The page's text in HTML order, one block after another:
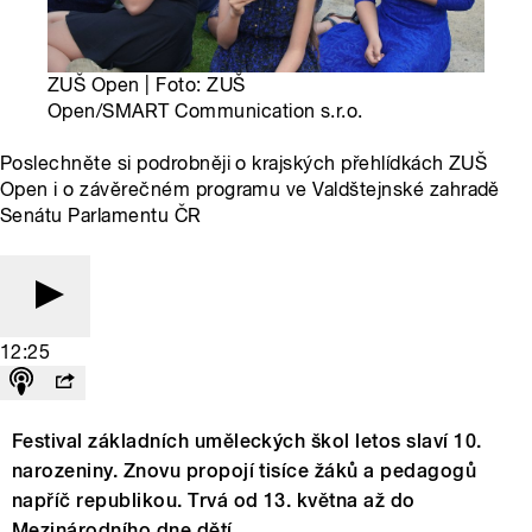
ZUŠ Open | Foto: ZUŠ
Open/SMART Communication s.r.o.
Poslechněte si podrobněji o krajských přehlídkách ZUŠ
Open i o závěrečném programu ve Valdštejnské zahradě
Senátu Parlamentu ČR
12:25
Festival základních uměleckých škol letos slaví 10.
narozeniny. Znovu propojí tisíce žáků a pedagogů
napříč republikou. Trvá od 13. května až do